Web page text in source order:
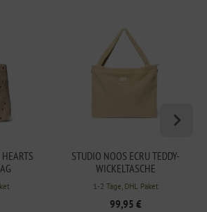
STUDIO NOOS ECRU TEDDY-
WICKELTASCHE
1-2 Tage, DHL Paket
99,95 €